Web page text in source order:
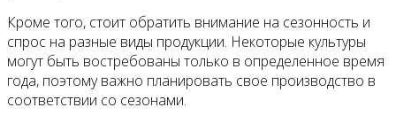
Кроме того, стоит обратить внимание на сезонность и
спрос на разные виды продукции. Некоторые культуры
могут быть востребованы только в определенное время
года, поэтому важно планировать свое производство в
соответствии со сезонами.